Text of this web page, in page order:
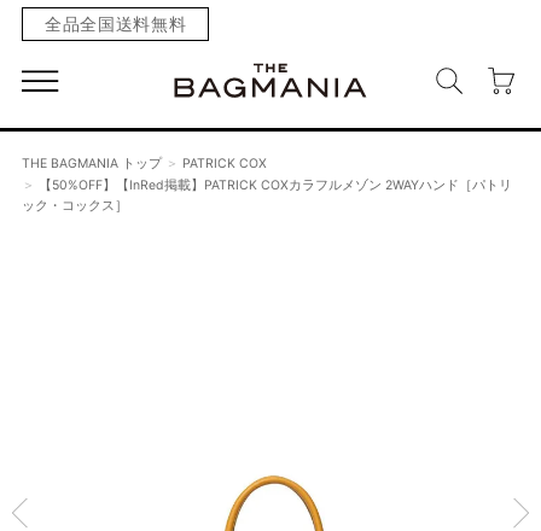
全品全国送料無料
THE BAGMANIA トップ
PATRICK COX
【50%OFF】【InRed掲載】PATRICK COXカラフルメゾン 2WAYハンド［パトリ
ック・コックス］